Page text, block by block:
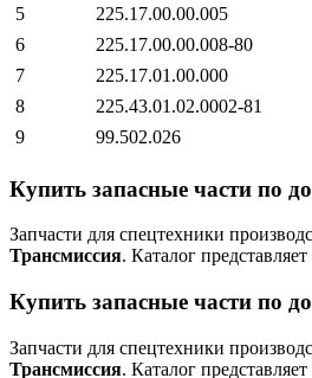
5
225.17.00.00.005
6
225.17.00.00.008-80
7
225.17.01.00.000
8
225.43.01.02.0002-81
9
99.502.026
Купить запасные части по
Запчасти для спецтехники
Трансмиссия. Каталог
Купить запасные части по
Запчасти для спецтехники
Трансмиссия. Каталог